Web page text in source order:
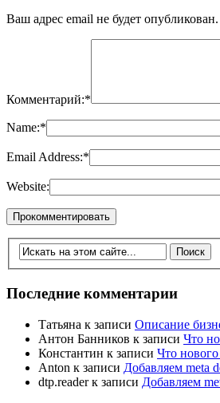
Ваш адрес email не будет опубликован.
Комментарий:*
Name:*
Email Address:*
Website:
Последние комментарии
Татьяна к записи Описание
Антон Банников к записи Что
Константин к записи Что
Anton к записи Добавляем meta
dtp.readerк записи Добавляем